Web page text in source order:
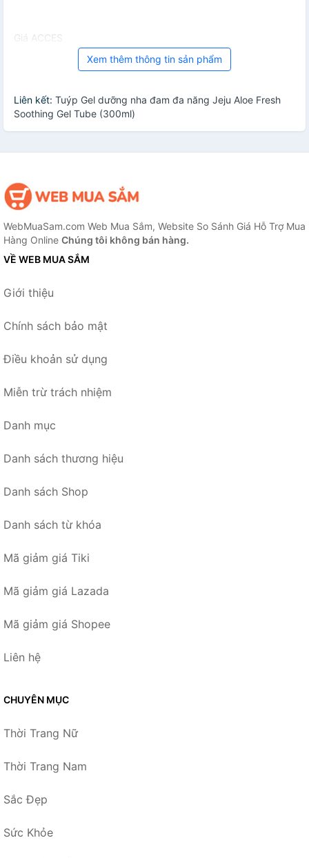
Giá ACCES
Xem thêm thông tin sản phẩm
Liên kết: Tuýp Gel dưỡng nha đam đa năng Jeju Aloe Fresh
Soothing Gel Tube (300ml)
WebMuaSam.com Web Mua Sắm, Website So Sánh Giá Hỗ Trợ Mua
Hàng Online Chúng tôi không bán hàng.
VỀ WEB MUA SẮM
Giới thiệu
Chính sách bảo mật
Điều khoản sử dụng
Miễn trừ trách nhiệm
Danh mục
Danh sách thương hiệu
Danh sách Shop
Danh sách từ khóa
Mã giảm giá Tiki
Mã giảm giá Lazada
Mã giảm giá Shopee
Liên hệ
CHUYÊN MỤC
Thời Trang Nữ
Thời Trang Nam
Sắc Đẹp
Sức Khỏe